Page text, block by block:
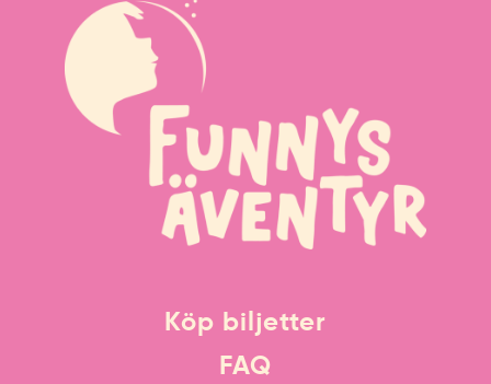
Köp biljetter
FAQ